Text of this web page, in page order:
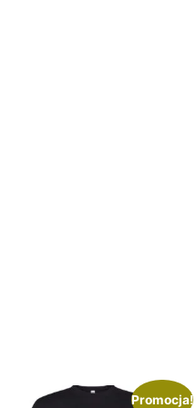
Promocja!